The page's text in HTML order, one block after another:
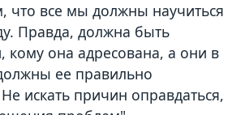
что все мы должны научиться
Правда, должна быть
кому она адресована, а они в
ее правильно
искать причин оправдаться,